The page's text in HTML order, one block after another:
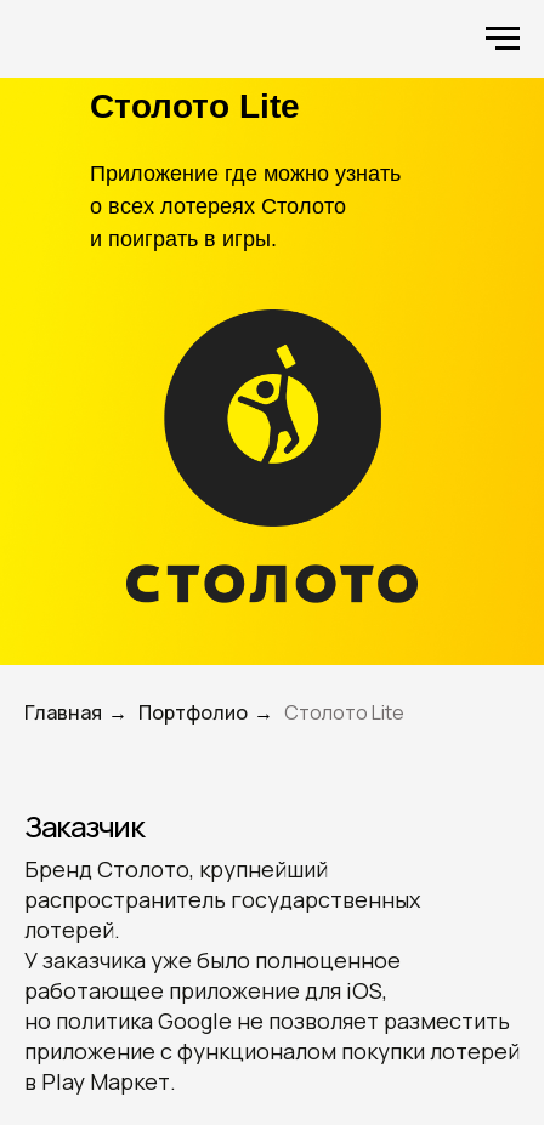
Столото Lite
Приложение где можно узнать
о всех лотереях Столото
и поиграть в игры.
Главная → Портфолио → Столото Lite
Заказчик
Бренд Столото, крупнейший
распространитель государственных
лотерей.
У заказчика уже было полноценное
работающее приложение для iOS,
но политика Google не позволяет разместить
приложение с функционалом покупки лотерей
в Play Маркет.